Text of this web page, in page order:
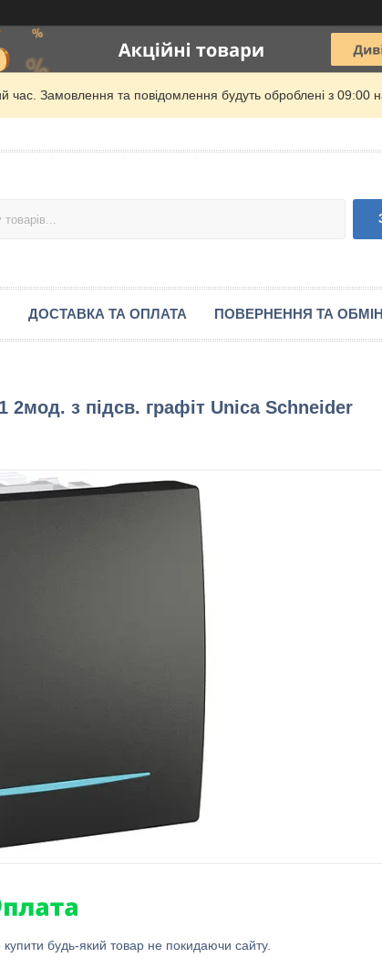
час. Замовлення та повідомлення будуть оброблені з 09:00
ДОСТАВКА ТА ОПЛАТА ПОВЕРНЕННЯ ТА ОБМІН
2мод. з підсв. графіт Unica Schneider
будь-який товар не покидаючи сайту.